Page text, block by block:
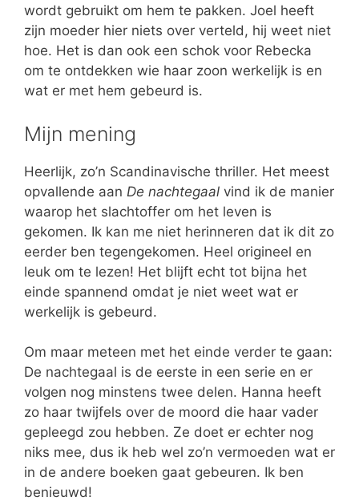
wordt gebruikt om hem te pakken. Joel heeft
zijn moeder hier niets over verteld, hij weet niet
hoe. Het is dan ook een schok voor Rebecka
om te ontdekken wie haar zoon werkelijk is en
wat er met hem gebeurd is.
Mijn mening
Heerlijk, zo’n Scandinavische thriller. Het meest
opvallende aan De nachtegaal vind ik de manier
waarop het slachtoffer om het leven is
gekomen. Ik kan me niet herinneren dat ik dit zo
eerder ben tegengekomen. Heel origineel en
leuk om te lezen! Het blijft echt tot bijna het
einde spannend omdat je niet weet wat er
werkelijk is gebeurd.
Om maar meteen met het einde verder te gaan:
De nachtegaal is de eerste in een serie en er
volgen nog minstens twee delen. Hanna heeft
zo haar twijfels over de moord die haar vader
gepleegd zou hebben. Ze doet er echter nog
niks mee, dus ik heb wel zo’n vermoeden wat er
in de andere boeken gaat gebeuren. Ik ben
benieuwd!